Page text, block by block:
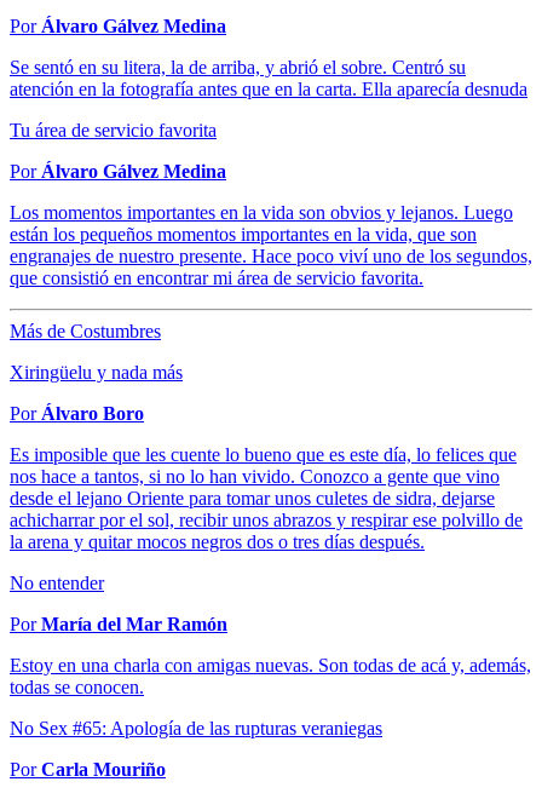
Por Álvaro Gálvez Medina
Se sentó en su litera, la de arriba, y abrió el sobre. Centró su
atención en la fotografía antes que en la carta. Ella aparecía desnuda
Tu área de servicio favorita
Por Álvaro Gálvez Medina
Los momentos importantes en la vida son obvios y lejanos. Luego
están los pequeños momentos importantes en la vida, que son
engranajes de nuestro presente. Hace poco viví uno de los segundos,
que consistió en encontrar mi área de servicio favorita.
Más de Costumbres
Xiringüelu y nada más
Por Álvaro Boro
Es imposible que les cuente lo bueno que es este día, lo felices que
nos hace a tantos, si no lo han vivido. Conozco a gente que vino
desde el lejano Oriente para tomar unos culetes de sidra, dejarse
achicharrar por el sol, recibir unos abrazos y respirar ese polvillo de
la arena y quitar mocos negros dos o tres días después.
No entender
PorMaría del Mar Ramón
Estoy en una charla con amigas nuevas. Son todas de acá y, además,
todas se conocen.
No Sex #65: Apología de las rupturas veraniegas
PorCarla Mouriño